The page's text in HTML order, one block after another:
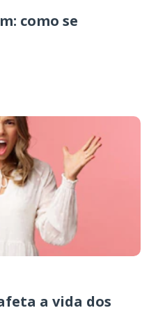
como se
a vida dos